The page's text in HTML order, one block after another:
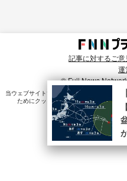
記事に対するご
運
© Fuji News
当ウェブサイトでは、ユーザのニーズ・興味
ためにクッキーを使⽤しています。詳細は